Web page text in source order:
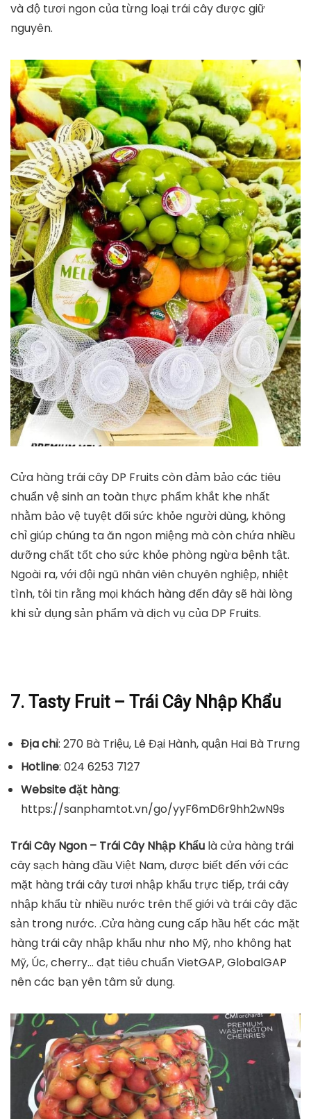
và độ tươi ngon của từng loại trái cây được giữ
nguyên.
Cửa hàng trái cây DP Fruits còn đảm bảo các tiêu
chuẩn vệ sinh an toàn thực phẩm khắt khe nhất
nhằm bảo vệ tuyệt đối sức khỏe người dùng, không
chỉ giúp chúng ta ăn ngon miệng mà còn chứa nhiều
dưỡng chất tốt cho sức khỏe phòng ngừa bệnh tật.
Ngoài ra, với đội ngũ nhân viên chuyên nghiệp, nhiệt
tình, tôi tin rằng mọi khách hàng đến đây sẽ hài lòng
khi sử dụng sản phẩm và dịch vụ của DP Fruits.
7. Tasty Fruit – Trái Cây Nhập Khẩu
Địa chỉ: 270 Bà Triệu, Lê Đại Hành, quận Hai Bà Trưng
Hotline: 024 6253 7127
Website đặt hàng:
https://sanphamtot.vn/go/yyF6mD6r9hh2wN9s
Trái Cây Ngon – Trái Cây Nhập Khẩu là cửa hàng trái
cây sạch hàng đầu Việt Nam, được biết đến với các
mặt hàng trái cây tươi nhập khẩu trực tiếp, trái cây
nhập khẩu từ nhiều nước trên thế giới và trái cây đặc
sản trong nước. .Cửa hàng cung cấp hầu hết các mặt
hàng trái cây nhập khẩu như nho Mỹ, nho không hạt
Mỹ, Úc, cherry… đạt tiêu chuẩn VietGAP, GlobalGAP
nên các bạn yên tâm sử dụng.